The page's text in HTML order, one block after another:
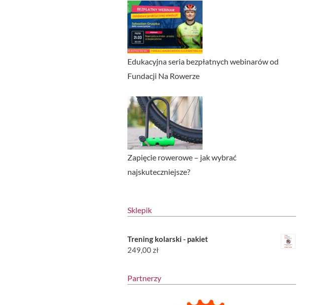
Edukacyjna seria bezpłatnych webinarów od
Fundacji Na Rowerze
Zapięcie rowerowe – jak wybrać
najskuteczniejsze?
Sklepik
Trening kolarski - pakiet
249,00zł
Partnerzy